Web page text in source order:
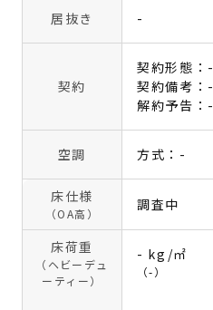
居抜き -
契約
契約形態：-
契約備考：-
解約予告：-
空調 方式：-
床仕様
（OA高）
調査中
床荷重
（ヘビーデュ
ーティー）
- kg/㎡
（-）